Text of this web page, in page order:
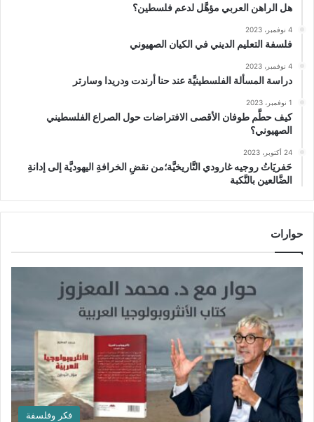
هل الراهن العربي مؤهَّل لدعم فلسطين؟
4 نوفمبر، 2023
فلسفة التعليم الديني في الكيان الصهيوني
4 نوفمبر، 2023
دراسة المسألة الفلسطينيَّة عند حنا أرندت ودريدا وسارتر
1 نوفمبر، 2023
كيف حطَّم طوفان الأقصى الافتراضات حول الصراع الفلسطيني
الصهيوني؟
24 أكتوبر، 2023
حَفريَاتُ روجيه غارودي التَّاريخيَّة؛من نقضِ الخرافةِ اليهوديَّة إلى إدانةِ
الضَّالعين بالنَّكبة
حوارات
فكر وفلسفة